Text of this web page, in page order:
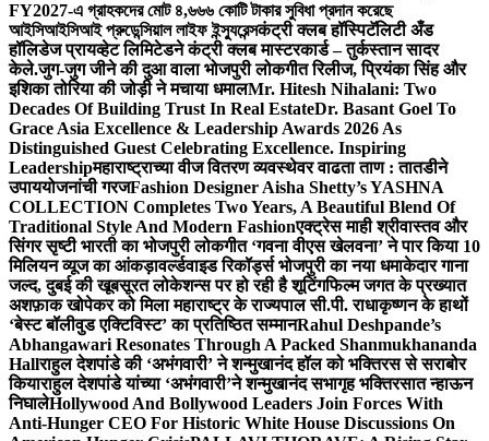
FY2027-এ গ্রাহকদের মোট ৪,৬৬৬ কোটি টাকার সুবিধা প্রদান করেছে
আইসিআইসিআই প্রুডেন্সিয়াল লাইফ ইন্স্যুরেন্সकंट्री क्लब हॉस्पिटॅलिटी अँड
हॉलिडेज प्रायव्हेट लिमिटेडने कंट्री क्लब मास्टरकार्ड – तुर्कस्तान सादर
केले.जुग-जुग जीने की दुआ वाला भोजपुरी लोकगीत रिलीज, प्रियंका सिंह और
इशिका तोरिया की जोड़ी ने मचाया धमालMr. Hitesh Nihalani: Two
Decades Of Building Trust In Real EstateDr. Basant Goel To
Grace Asia Excellence & Leadership Awards 2026 As
Distinguished Guest Celebrating Excellence. Inspiring
Leadershipमहाराष्ट्राच्या वीज वितरण व्यवस्थेवर वाढता ताण : तातडीने
उपाययोजनांची गरजFashion Designer Aisha Shetty’s YASHNA
COLLECTION Completes Two Years, A Beautiful Blend Of
Traditional Style And Modern Fashionएक्ट्रेस माही श्रीवास्तव और
सिंगर सृष्टी भारती का भोजपुरी लोकगीत ‘गवना वीएस खेलवना’ ने पार किया 10
मिलियन व्यूज का आंकड़ावर्ल्डवाइड रिकॉर्ड्स भोजपुरी का नया धमाकेदार गाना
जल्द, दुबई की खूबसूरत लोकेशन्स पर हो रही है शूटिंगफिल्म जगत के प्रख्यात
अशफ़ाक खोपेकर को मिला महाराष्ट्र के राज्यपाल सी.पी. राधाकृष्णन के हाथों
‘बेस्ट बॉलीवुड एक्टिविस्ट’ का प्रतिष्ठित सम्मानRahul Deshpande’s
Abhangawari Resonates Through A Packed Shanmukhananda
Hallराहुल देशपांडे की ‘अभंगवारी’ ने शन्मुखानंद हॉल को भक्तिरस से सराबोर
कियाराहुल देशपांडे यांच्या ‘अभंगवारी’ने शन्मुखानंद सभागृह भक्तिरसात न्हाऊन
निघालेHollywood And Bollywood Leaders Join Forces With
Anti-Hunger CEO For Historic White House Discussions On